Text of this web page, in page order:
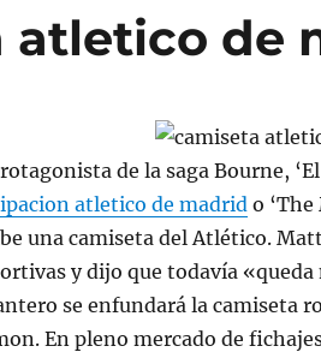
de
de la saga Bourne,
atletico de madrid o
una camiseta del Atlético.
y dijo que todavía
se enfundará la camiseta
En pleno mercado de